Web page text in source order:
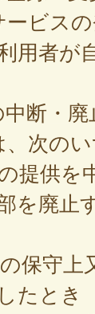
ビスの
用者が
断・廃
次のい
提供を
を廃止
守上
たとき